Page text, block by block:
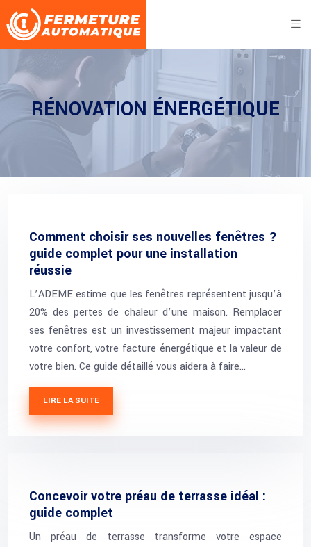
RÉNOVATION ÉNERGÉTIQUE
Comment choisir ses nouvelles fenêtres ?
guide complet pour une installation
réussie
L’ADEME estime que les fenêtres représentent jusqu’à
20% des pertes de chaleur d’une maison. Remplacer
ses fenêtres est un investissement majeur impactant
votre confort, votre facture énergétique et la valeur de
votre bien. Ce guide détaillé vous aidera à faire…
LIRE LA SUITE
Concevoir votre préau de terrasse idéal :
guide complet
Un préau de terrasse transforme votre espace